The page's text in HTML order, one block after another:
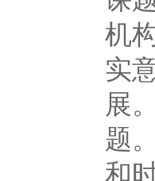
机
实
展
题
和